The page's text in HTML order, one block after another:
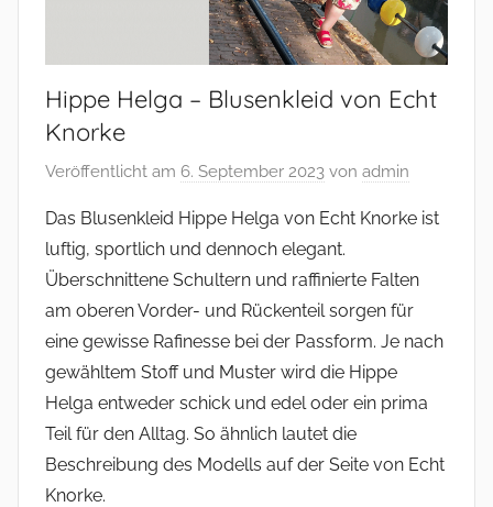
Hippe Helga – Blusenkleid von Echt
Knorke
Veröffentlicht am 6. September 2023 von admin
Das Blusenkleid Hippe Helga von Echt Knorke ist
luftig, sportlich und dennoch elegant.
Überschnittene Schultern und raffinierte Falten
am oberen Vorder- und Rückenteil sorgen für
eine gewisse Rafinesse bei der Passform. Je nach
gewähltem Stoff und Muster wird die Hippe
Helga entweder schick und edel oder ein prima
Teil für den Alltag. So ähnlich lautet die
Beschreibung des Modells auf der Seite von Echt
Knorke.